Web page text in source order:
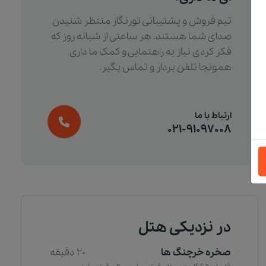
تیم فروش و پشتیبانی تورنگار منتظر شنیدن
صدای شما هستند. هر ساعتی از شبانه روز که
فکر کردی نیاز به راهنمایی و کمک ما داری
همونجا تلفن بردار و تماس بگیر.
ارتباط با ما
021-91097008
در نزدیکی هتل
صخره خرچنگ ها 20 دقیقه